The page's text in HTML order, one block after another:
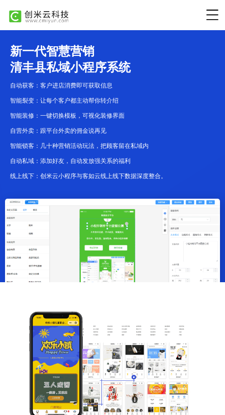
新一代智慧营销
清丰县私域小程序系统
自动获客：客户进店消费即可获取信息
智能裂变：让每个客户都主动帮你转介绍
智能装修：一键切换模板，可视化装修界面
自营外卖：跟平台外卖的佣金说再见
智能锁客：几十种营销活动玩法，把顾客留在私域内
自动私域：添加好友，自动发放强关系的福利
线上线下：创米云小程序与客如云线上线下数据深度整合。